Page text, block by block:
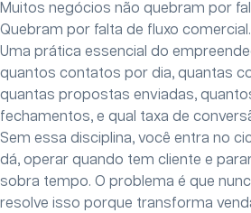
Muitos negócios não quebram por
Quebram por falta de fluxo comercial.
Uma prática essencial do
quantos contatos por dia, quantas
quantas propostas enviadas,
fechamentos, e qual taxa de
Sem essa disciplina, você entra no
dá, operar quando tem cliente e
sobra tempo. O problema é que
resolve isso porque transforma